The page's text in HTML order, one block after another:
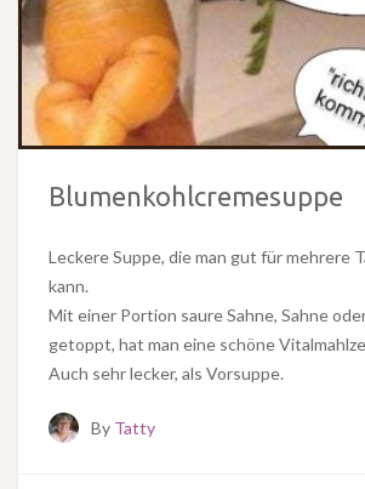
Blumenkohlcremesuppe
Leckere Suppe, die man gut für mehrere
kann.
Mit einer Portion saure Sahne, Sahne
getoppt, hat man eine schöne
Auch sehr lecker, als Vorsuppe.
By Tatty